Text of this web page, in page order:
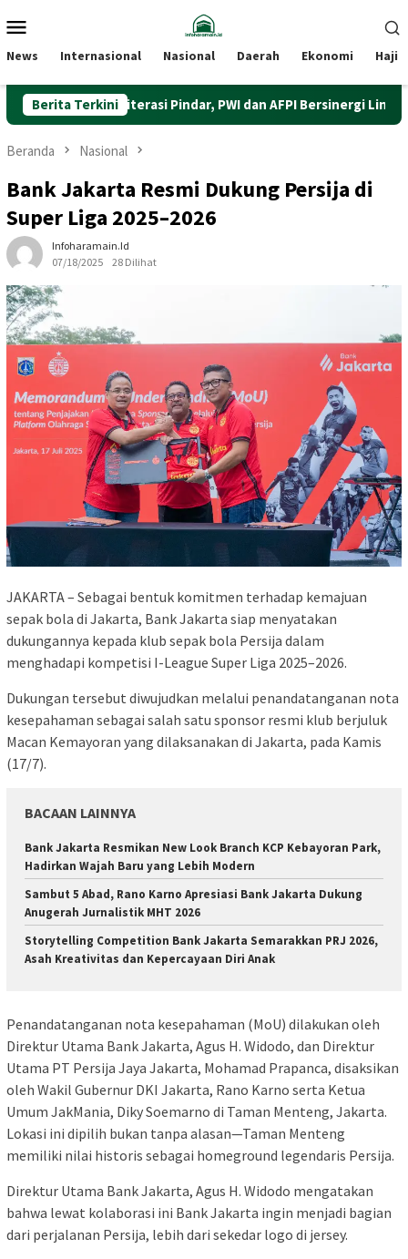
ke
Mobile
News Internasional Nasional Daerah Ekonomi Haji
Berita Terkini
Perkuat Literasi Pindar, PWI dan AFPI Bersinergi Lindungi
Beranda Nasional
Bank Jakarta Resmi Dukung Persija di
Super Liga 2025–2026
Infoharamain.id
07/18/2025
28 Dilihat
JAKARTA – Sebagai bentuk komitmen terhadap kemajuan
sepak bola di Jakarta, Bank Jakarta siap menyatakan
dukungannya kepada klub sepak bola Persija dalam
menghadapi kompetisi I-League Super Liga 2025–2026.
Dukungan tersebut diwujudkan melalui penandatanganan nota
kesepahaman sebagai salah satu sponsor resmi klub berjuluk
Macan Kemayoran yang dilaksanakan di Jakarta, pada Kamis
(17/7).
BACAAN LAINNYA
Bank Jakarta Resmikan New Look Branch KCP Kebayoran Park,
Hadirkan Wajah Baru yang Lebih Modern
Sambut 5 Abad, Rano Karno Apresiasi Bank Jakarta Dukung
Anugerah Jurnalistik MHT 2026
Storytelling Competition Bank Jakarta Semarakkan PRJ 2026,
Asah Kreativitas dan Kepercayaan Diri Anak
Penandatanganan nota kesepahaman (MoU) dilakukan oleh
Direktur Utama Bank Jakarta, Agus H. Widodo, dan Direktur
Utama PT Persija Jaya Jakarta, Mohamad Prapanca, disaksikan
oleh Wakil Gubernur DKI Jakarta, Rano Karno serta Ketua
Umum JakMania, Diky Soemarno di Taman Menteng, Jakarta.
Lokasi ini dipilih bukan tanpa alasan—Taman Menteng
memiliki nilai historis sebagai homeground legendaris Persija.
Direktur Utama Bank Jakarta, Agus H. Widodo mengatakan
bahwa lewat kolaborasi ini Bank Jakarta ingin menjadi bagian
dari perjalanan Persija, lebih dari sekedar logo di jersey.